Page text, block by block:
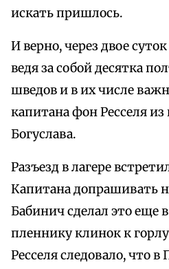
искать пришлось.
И верно, через двое
ведя за собой десятка
шведов и в их числе
капитана фон Ресселя из
Богуслава.
Разъезд в лагере
Капитана допрашивать
Бабинич сделал это еще
пленнику клинок к
Ресселя следовало, что в